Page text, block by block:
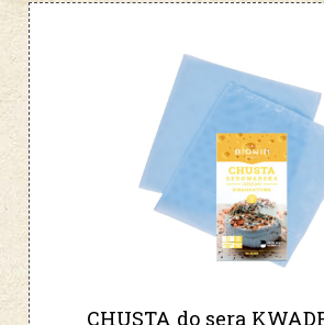
CHUSTA do sera